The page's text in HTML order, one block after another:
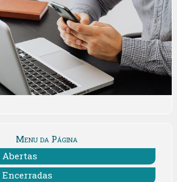
Menu da Página